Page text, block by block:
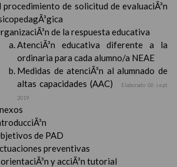
procedimiento de solicitud de evaluaciÃ³n
de la respuesta educativa
AtenciÃ³n educativa diferente a la
ordinaria para cada alumno/a NEAE
Medidas de atenciÃ³n al alumnado de
altas capacidades (AAC)
Elaborado 06 sept
2019
de PAD
preventivas
y acciÃ³n tutorial